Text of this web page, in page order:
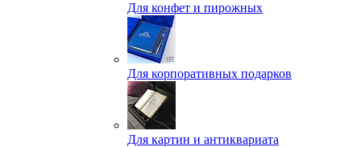
Для конфет и пирожных
Для корпоративных подарков
Для картин и антиквариата